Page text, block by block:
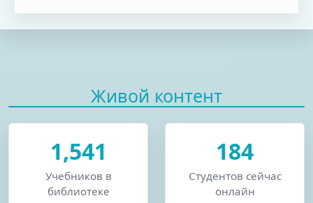
Живой контент
1,541
Учебников в
библиотеке
184
Студентов сейчас
онлайн